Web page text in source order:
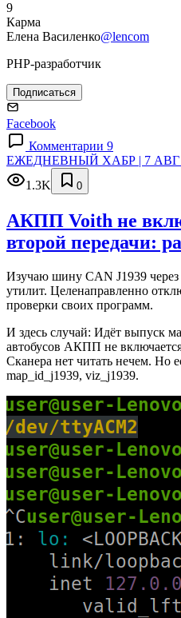
9
Карма
Елена Василенко@lencom
PHP-разработчик
Подписаться
Facebook
Комментарии 9
ЕЖЕДНЕВНЫЙ ХАБР | 7 АВГ
1.3K
0
АКПП Voith не
второй передачи:
Изучаю шину CAN J1939
утилит. Целенаправленно
проверки своих программ.
И здесь случай: Идёт выпуск
автобусов АКПП не
Сканера нет читать нечем. Но
map_id_j1939, viz_j1939.